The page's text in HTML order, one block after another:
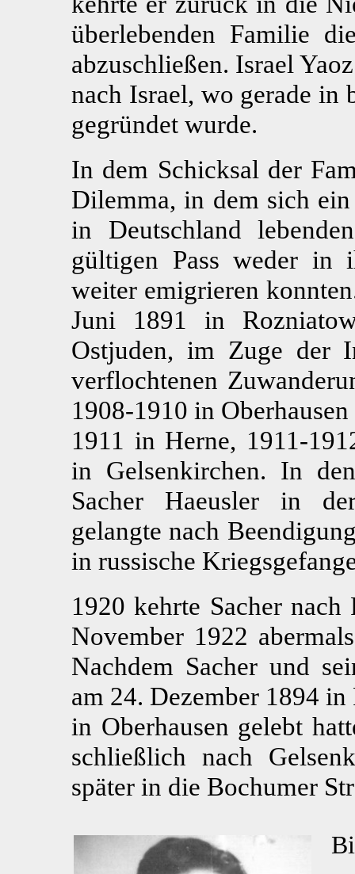
überlebenden Familie
abzuschließen. Israel
nach Israel, wo gerade in
gegründet wurde.
In dem Schicksal der
Dilemma, in dem sich
in Deutschland
gültigen Pass weder in
weiter emigrieren
Juni 1891 in
Ostjuden, im Zuge der
verflochtenen
1908-1910 in
1911 in Herne, 1911-
in Gelsenkirchen. In
Sacher Haeusler in
gelangte nach
in russische
1920 kehrte Sacher
November 1922
Nachdem Sacher und
am 24. Dezember 1894
in Oberhausen gelebt
schließlich nach
später in die Bochumer